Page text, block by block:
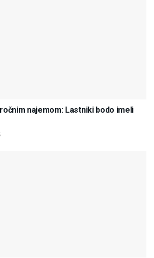
najemom: Lastniki bodo imeli